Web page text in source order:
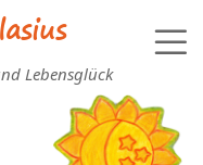
Lebensglück